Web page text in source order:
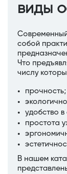
виды
собой
Что
числу
прочность;
удобство
простота
В нашем